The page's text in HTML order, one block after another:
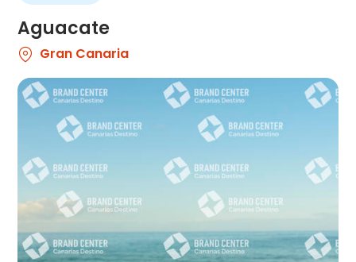
Aguacate
Gran Canaria